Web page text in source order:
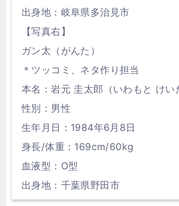
出身地：岐阜県多治見市
【写真右】
ガン太（がんた）
＊ツッコミ、ネタ作り担当
本名：岩元 圭太郎（いわもと けい
性別：男性
生年月日：1984年6月8日
身長/体重：169cm/60kg
血液型：O型
出身地：千葉県野田市